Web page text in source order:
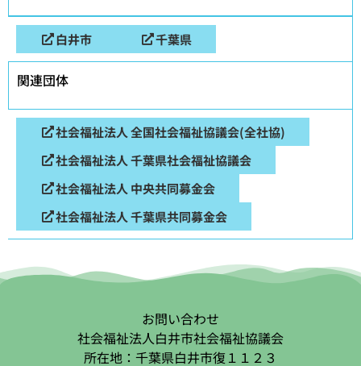
白井市 千葉県
関連団体
社会福祉法人 全国社会福祉協議会(全社協)
社会福祉法人 千葉県社会福祉協議会
社会福祉法人 中央共同募金会
社会福祉法人 千葉県共同募金会
お問い合わせ
社会福祉法人白井市社会福祉協議会
所在地：千葉県白井市復１１２３